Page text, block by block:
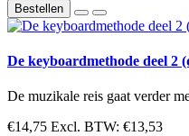
Bestellen
De keyboardmethode deel 2
De muzikale reis gaat verder
€14,75 Excl. BTW: €13,53